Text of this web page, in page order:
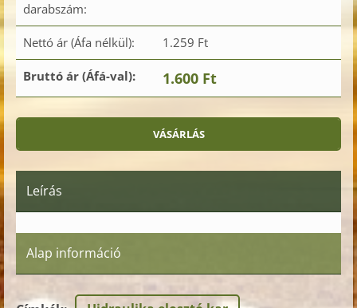
darabszám:
Nettó ár (Áfa nélkül): 1.259 Ft
Bruttó ár (Áfá-val): 1.600 Ft
Leírás
Alap információ